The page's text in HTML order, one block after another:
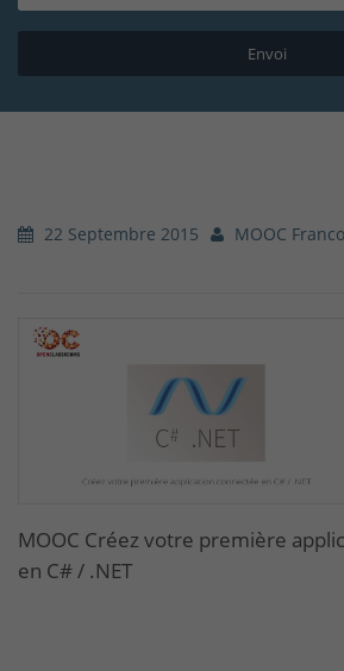
22 Septembre 2015
MOOC
MOOC Créez votre première
en C# / .NET